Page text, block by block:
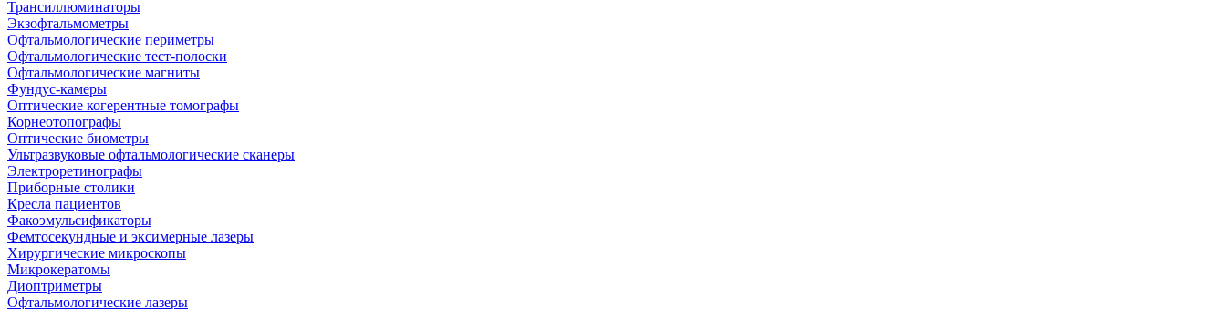
Трансиллюминаторы
Экзофтальмометры
Офтальмологические периметры
Офтальмологические тест-полоски
Офтальмологические магниты
Фундус-камеры
Оптические когерентные томографы
Корнеотопографы
Оптические биометры
Ультразвуковые офтальмологические сканеры
Электроретинографы
Приборные столики
Кресла пациентов
Факоэмульсификаторы
Фемтосекундные и эксимерные лазеры
Хирургические микроскопы
Микрокератомы
Диоптриметры
Офтальмологические лазеры